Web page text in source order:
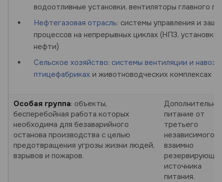
водоотливные установки, вентиляторы главного
Нефтегазовая отрасль: системы управления и
процессов на непрерывных циклах (НПЗ, установки
нефти)
Сельское хозяйство: системы вентиляции и
птицефабриках и животноводческих комплексах
Особая группа: объекты,
бесперебойная работа которых
необходима для безаварийного
останова производства с целью
предотвращения угрозы жизни людей,
взрывов и пожаров.
питание от
третьего
независимого
взаимно
источника
питания.